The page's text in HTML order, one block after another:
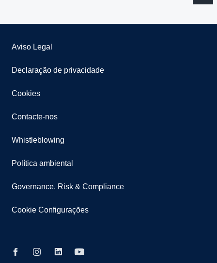
Aviso Legal
Declaração de privacidade
Cookies
Contacte-nos
Whistleblowing
Política ambiental
Governance, Risk & Compliance
Cookie Configurações